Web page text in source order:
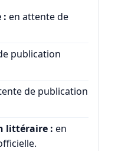
: en attente de
publication
de publication
littéraire : en